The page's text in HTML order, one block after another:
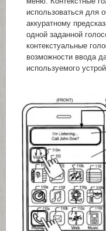
использоваться для
аккуратному
одной заданной
контекстуальные
возможности ввода
используемого